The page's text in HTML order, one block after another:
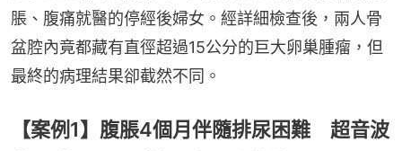
脹、腹痛就醫的停經後婦女。經詳細檢查後，兩人骨
盆腔內竟都藏有直徑超過15公分的巨大卵巢腫瘤，但
最終的病理結果卻截然不同。
【案例1】腹脹4個月伴隨排尿困難 超音波